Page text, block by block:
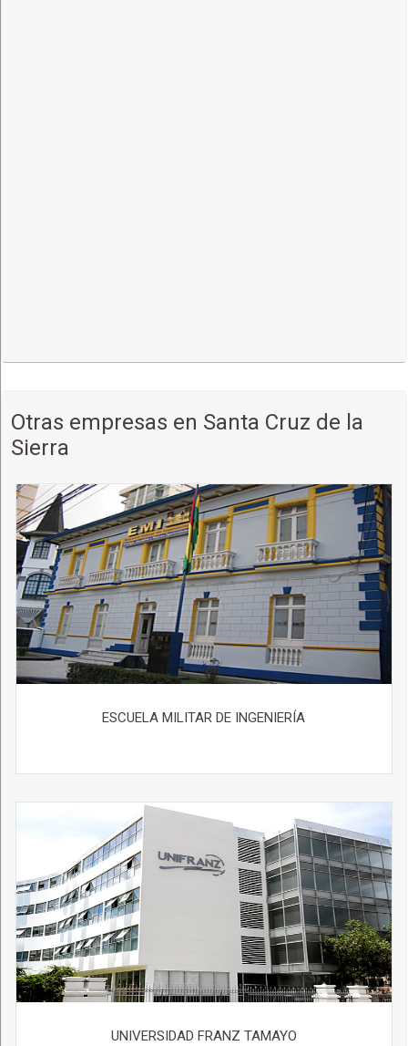
Otras empresas en Santa Cruz de la
Sierra
ESCUELA MILITAR DE INGENIERÍA
UNIVERSIDAD FRANZ TAMAYO